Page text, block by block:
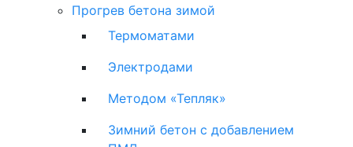
Прогрев бетона зимой
Термоматами
Электродами
Методом «Тепляк»
Зимний бетон с добавлением